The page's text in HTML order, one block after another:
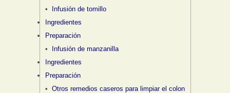
Infusión de tomillo
Ingredientes
Preparación
Infusión de manzanilla
Ingredientes
Preparación
Otros remedios caseros para limpiar el colon